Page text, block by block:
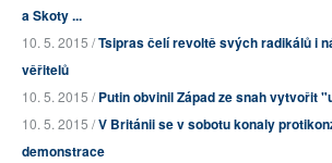
a Skoty ...
10. 5. 2015 /Tsipras čelí revoltě svých radikálů i
věřitelů
10. 5. 2015 /Putin obvinil Západ ze snah vytvořit
10. 5. 2015 /V Británii se v sobotu konaly
demonstrace